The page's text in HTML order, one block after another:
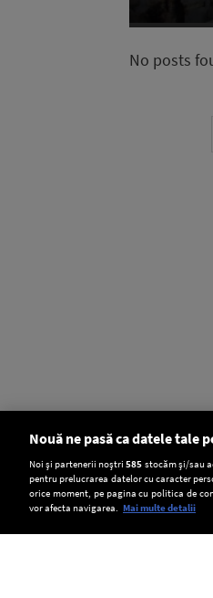
No posts
Setări:
Dark Mode
Nouă ne pasă ca datele tale
Noi și partenerii noștri585 stocăm și/sau
pentru prelucrarea datelor cu caracter
orice moment, pe pagina cu politica de
vor afecta navigarea. Mai multe detalii